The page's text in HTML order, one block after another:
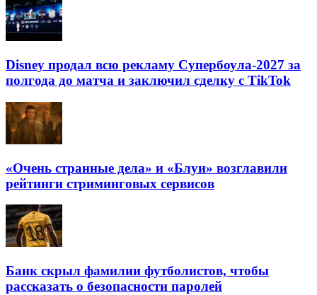
Disney продал всю рекламу Супербоула-2027 за
полгода до матча и заключил сделку с TikTok
«Очень странные дела» и «Блуи» возглавили
рейтинги стриминговых сервисов
Банк скрыл фамилии футболистов, чтобы
рассказать о безопасности паролей